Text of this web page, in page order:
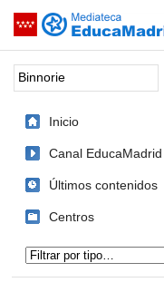
Saltar navegación
Palabra o frase:
Inicio
Canal EducaMadrid
Últimos contenidos
Centros